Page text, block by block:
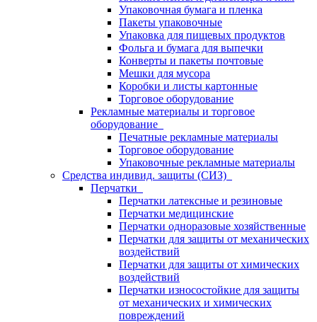
Упаковочная бумага и пленка
Пакеты упаковочные
Упаковка для пищевых продуктов
Фольга и бумага для выпечки
Конверты и пакеты почтовые
Мешки для мусора
Коробки и листы картонные
Торговое оборудование
Рекламные материалы и торговое
оборудование
Печатные рекламные материалы
Торговое оборудование
Упаковочные рекламные материалы
Средства индивид. защиты (СИЗ)
Перчатки
Перчатки латексные и резиновые
Перчатки медицинские
Перчатки одноразовые хозяйственные
Перчатки для защиты от механических
воздействий
Перчатки для защиты от химических
воздействий
Перчатки износостойкие для защиты
от механических и химических
повреждений